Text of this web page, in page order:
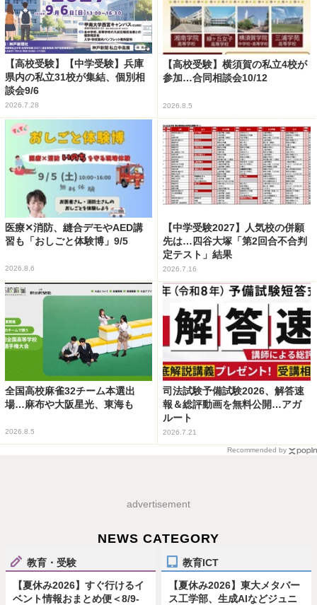
【高校受験】【中学受験】兵庫
県内の私立31校が集結、個別相
談会9/6
2026.7.28
【高校受験】横須賀の私立4校が
参加…合同相談会10/12
2026.8.5
医療✕消防、縫合デモやAED講
習も「おしごと体験博」9/5
2026.8.6
【中学受験2027】人気校の併願
先は…四谷大塚「第2回合不合判
定テスト」結果
2026.7.16
全国高校麻雀32チーム本選出
場…麻布や大阪星光、東海も
2026.8.5
司法試験予備試験2026、解答速
報＆総評動画を無料公開…アガ
ルート
2026.7.21
Recommended by
advertisement
NEWS CATEGORY
教育・受験
【夏休み2026】すぐ行けるイ
ベント情報おまとめ便＜8/9-
教育ICT
【夏休み2026】東大メタバー
ス工学部、生成AIなどジュニ